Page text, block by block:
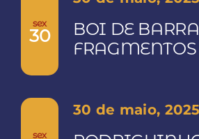
sex
30
BOI DE BARRA
sex
30 de maio, 2025